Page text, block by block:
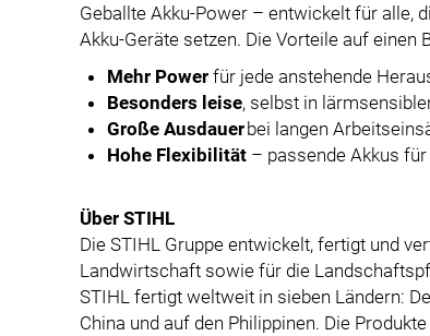
Geballte Akku-Power – entwickelt für alle,
Akku-Geräte setzen. Die Vorteile auf einen
Mehr Power für jede anstehende
Besonders leise, selbst in
Große Ausdauer bei langen
Hohe Flexibilität – passende Akkus
Über STIHL
Die STIHL Gruppe entwickelt, fertigt und
Landwirtschaft sowie für die
STIHL fertigt weltweit in sieben Ländern:
China und auf den Philippinen. Die